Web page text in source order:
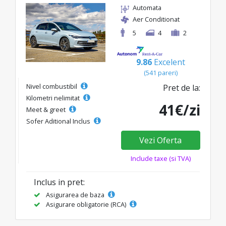
Automata
Aer Conditionat
5
4 2
9.86 Excelent
(541 pareri)
Nivel combustibil
Kilometri nelimitat
Meet & greet
Sofer Aditional Inclus
Pret de la:
41€/zi
Vezi Oferta
Include taxe (si TVA)
Inclus in pret:
Asigurarea de baza
Asigurare obligatorie (RCA)